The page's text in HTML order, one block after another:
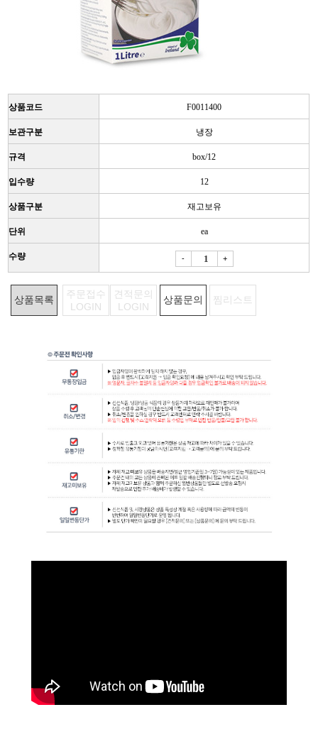
상품코드 F0011400
보관구분 냉장
규격 box/12
입수량 12
상품구분 재고보유
단위 ea
수량 - +
상품목록
주문접수
LOGIN
견적문의
LOGIN
상품문의 찜리스트